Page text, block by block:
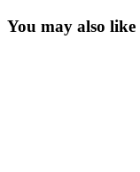
You may also like